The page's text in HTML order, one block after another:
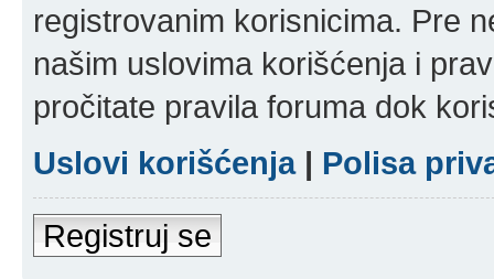
registrovanim korisnicima. Pre
našim uslovima korišćenja i
pročitate pravila foruma dok
Uslovi korišćenja| Polisa
Registruj se